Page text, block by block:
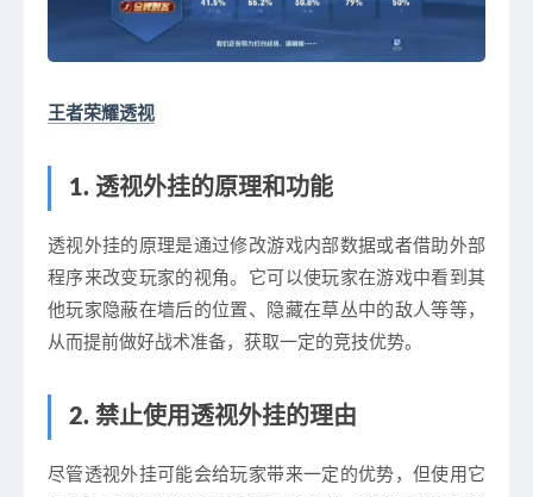
王者荣耀透视
1. 透视外挂的原理和功能
透视外挂的原理是通过修改游戏内部数据或者借助外部
程序来改变玩家的视角。它可以使玩家在游戏中看到其
他玩家隐蔽在墙后的位置、隐藏在草丛中的敌人等等，
从而提前做好战术准备，获取一定的竞技优势。
2. 禁止使用透视外挂的理由
尽管透视外挂可能会给玩家带来一定的优势，但使用它